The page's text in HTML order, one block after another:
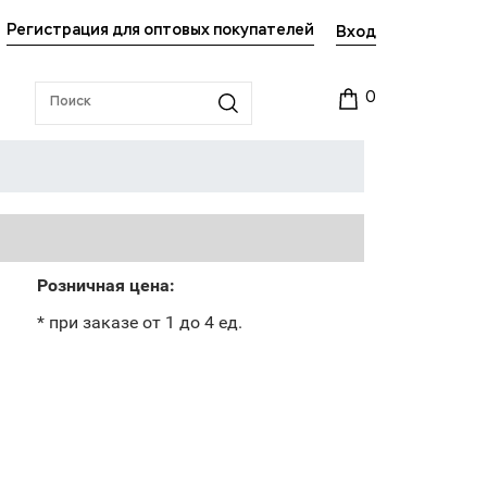
Регистрация для оптовых покупателей Вход
0
Розничная цена:
* при заказе от 1 до 4 ед.